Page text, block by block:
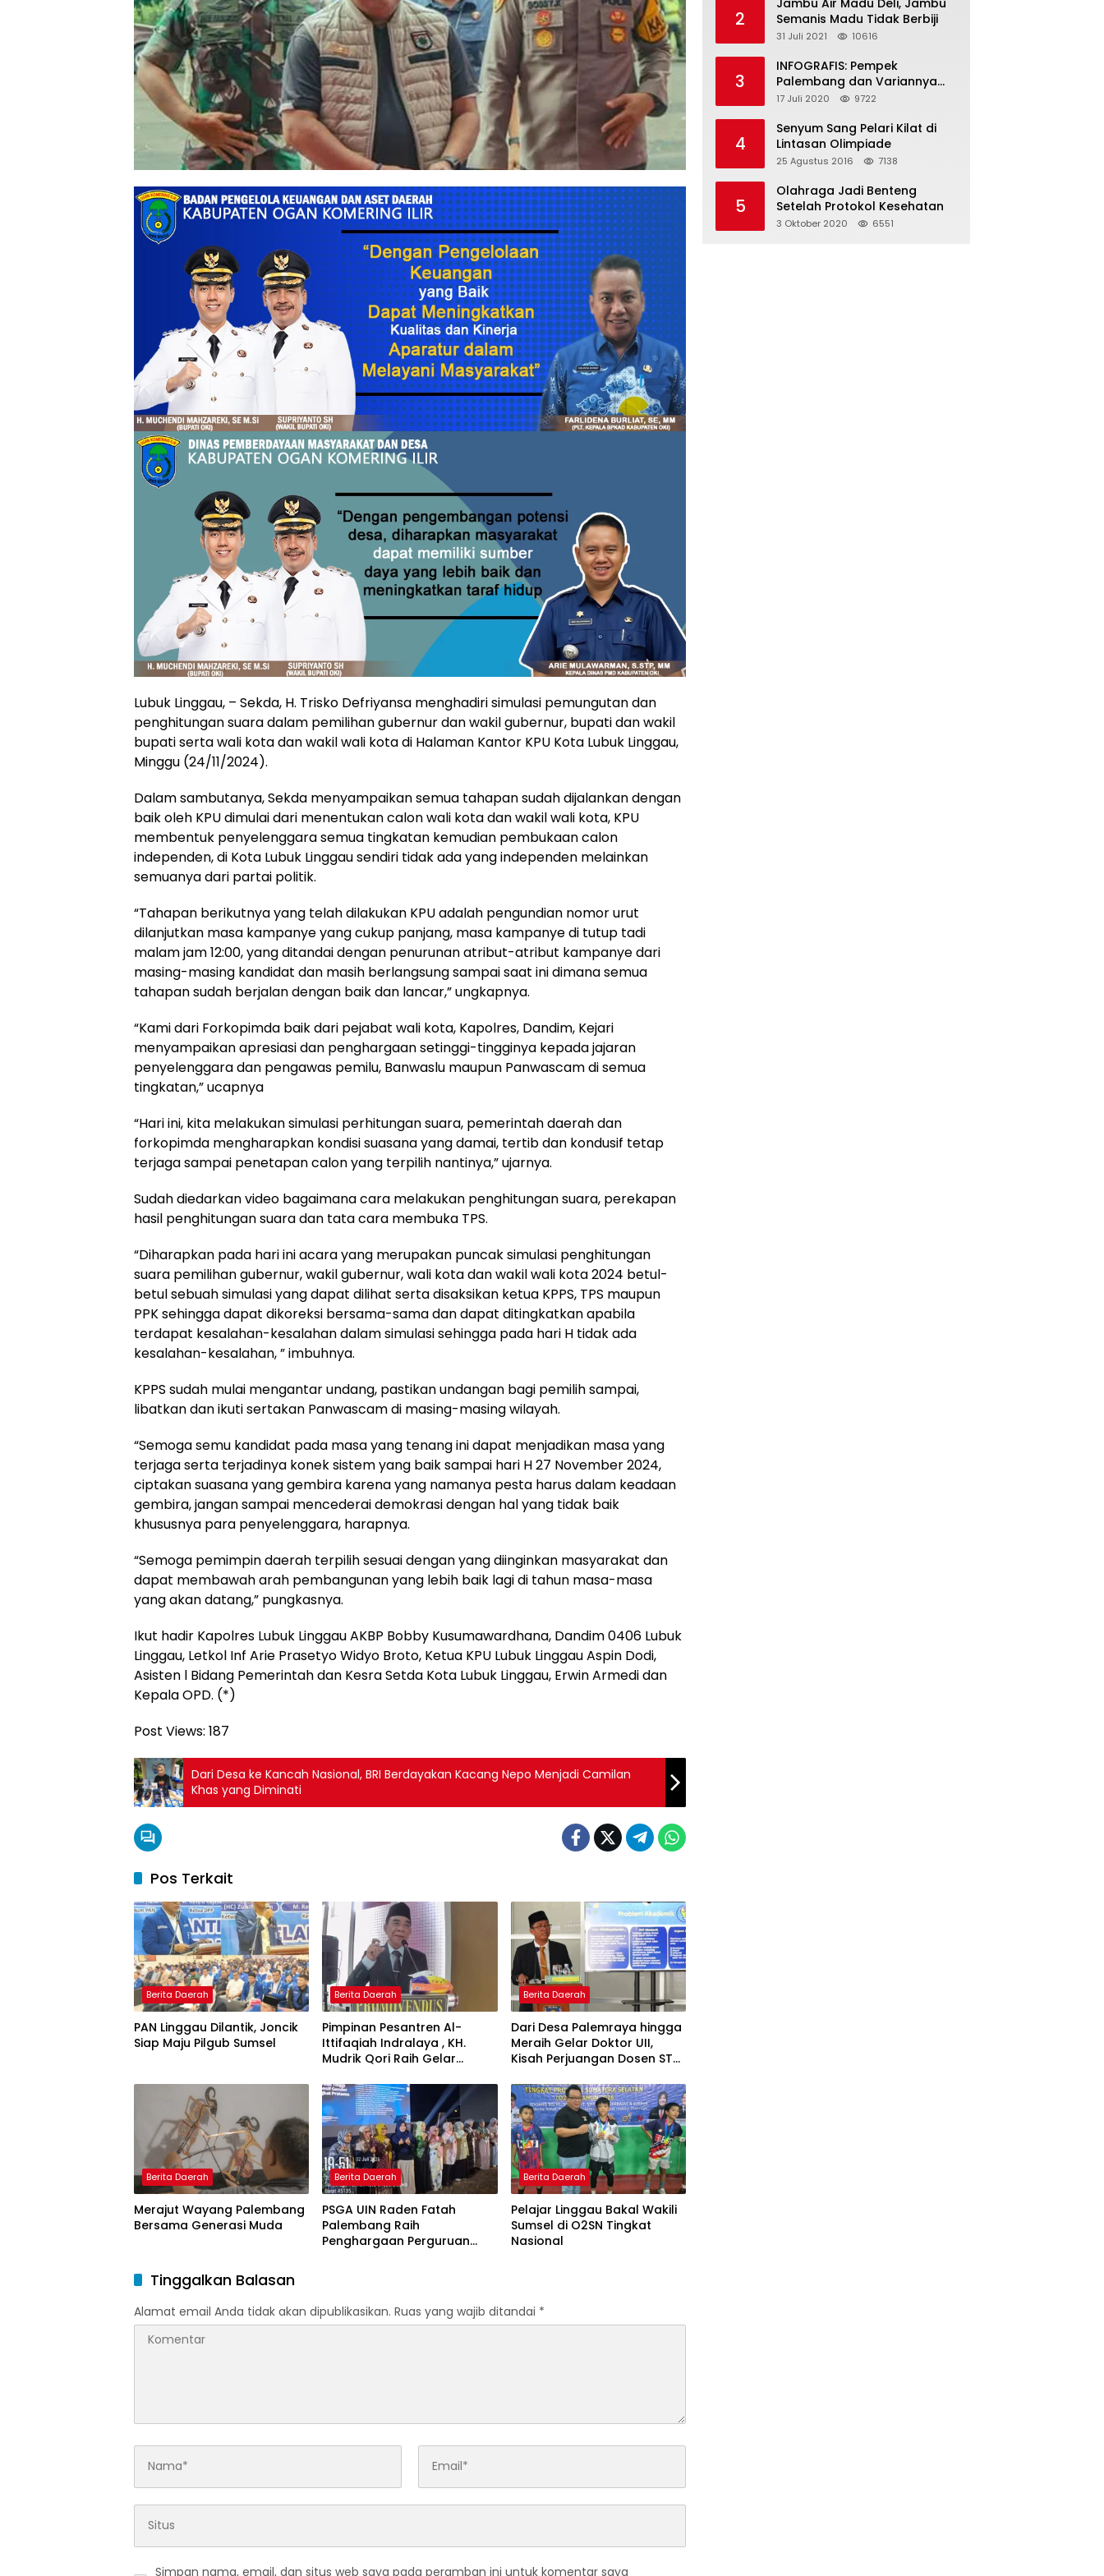
Lubuk Linggau, – Sekda, H. Trisko Defriyansa menghadiri simulasi pemungutan dan
penghitungan suara dalam pemilihan gubernur dan wakil gubernur, bupati dan wakil
bupati serta wali kota dan wakil wali kota di Halaman Kantor KPU Kota Lubuk Linggau,
Minggu (24/11/2024).
Dalam sambutanya, Sekda menyampaikan semua tahapan sudah dijalankan dengan
baik oleh KPU dimulai dari menentukan calon wali kota dan wakil wali kota, KPU
membentuk penyelenggara semua tingkatan kemudian pembukaan calon
independen, di Kota Lubuk Linggau sendiri tidak ada yang independen melainkan
semuanya dari partai politik.
“Tahapan berikutnya yang telah dilakukan KPU adalah pengundian nomor urut
dilanjutkan masa kampanye yang cukup panjang, masa kampanye di tutup tadi
malam jam 12:00, yang ditandai dengan penurunan atribut-atribut kampanye dari
masing-masing kandidat dan masih berlangsung sampai saat ini dimana semua
tahapan sudah berjalan dengan baik dan lancar,” ungkapnya.
“Kami dari Forkopimda baik dari pejabat wali kota, Kapolres, Dandim, Kejari
menyampaikan apresiasi dan penghargaan setinggi-tingginya kepada jajaran
penyelenggara dan pengawas pemilu, Banwaslu maupun Panwascam di semua
tingkatan,” ucapnya
“Hari ini, kita melakukan simulasi perhitungan suara, pemerintah daerah dan
forkopimda mengharapkan kondisi suasana yang damai, tertib dan kondusif tetap
terjaga sampai penetapan calon yang terpilih nantinya,” ujarnya.
Sudah diedarkan video bagaimana cara melakukan penghitungan suara, perekapan
hasil penghitungan suara dan tata cara membuka TPS.
“Diharapkan pada hari ini acara yang merupakan puncak simulasi penghitungan
suara pemilihan gubernur, wakil gubernur, wali kota dan wakil wali kota 2024 betul-
betul sebuah simulasi yang dapat dilihat serta disaksikan ketua KPPS, TPS maupun
PPK sehingga dapat dikoreksi bersama-sama dan dapat ditingkatkan apabila
terdapat kesalahan-kesalahan dalam simulasi sehingga pada hari H tidak ada
kesalahan-kesalahan, ” imbuhnya.
KPPS sudah mulai mengantar undang, pastikan undangan bagi pemilih sampai,
libatkan dan ikuti sertakan Panwascam di masing-masing wilayah.
“Semoga semu kandidat pada masa yang tenang ini dapat menjadikan masa yang
terjaga serta terjadinya konek sistem yang baik sampai hari H 27 November 2024,
ciptakan suasana yang gembira karena yang namanya pesta harus dalam keadaan
gembira, jangan sampai mencederai demokrasi dengan hal yang tidak baik
khususnya para penyelenggara, harapnya.
“Semoga pemimpin daerah terpilih sesuai dengan yang diinginkan masyarakat dan
dapat membawah arah pembangunan yang lebih baik lagi di tahun masa-masa
yang akan datang,” pungkasnya.
Ikut hadir Kapolres Lubuk Linggau AKBP Bobby Kusumawardhana, Dandim 0406 Lubuk
Linggau, Letkol Inf Arie Prasetyo Widyo Broto, Ketua KPU Lubuk Linggau Aspin Dodi,
Asisten l Bidang Pemerintah dan Kesra Setda Kota Lubuk Linggau, Erwin Armedi dan
Kepala OPD. (*)
Post Views: 187
Dari Desa ke Kancah Nasional, BRI Berdayakan Kacang Nepo Menjadi Camilan
Khas yang Diminati
Pos Terkait
Berita Daerah
PAN Linggau Dilantik, Joncik
Siap Maju Pilgub Sumsel
Berita Daerah
Pimpinan Pesantren Al-
Ittifaqiah Indralaya , KH.
Mudrik Qori Raih Gelar
Model Pembelajaran
Nagham Al-Qur’an di UMM
Berita Daerah
Dari Desa Palemraya hingga
Meraih Gelar Doktor UII,
Kisah Perjuangan Dosen STAI
Menjadi Driver Taksi Online
Berita Daerah
Merajut Wayang Palembang
Bersama Generasi Muda
Berita Daerah
PSGA UIN Raden Fatah
Palembang Raih
Penghargaan Perguruan
Berita Daerah
Pelajar Linggau Bakal Wakili
Sumsel di O2SN Tingkat
Nasional
Tinggalkan Balasan
Alamat email Anda tidak akan dipublikasikan. Ruas yang wajib ditandai *
Simpan nama, email, dan situs web saya pada peramban ini untuk komentar saya
2
Jambu Air Madu Deli, Jambu
Semanis Madu Tidak Berbiji
31 Juli 2021 10616
3
INFOGRAFIS: Pempek
Palembang dan Variannya
yang Melegenda
17 Juli 2020 9722
4
Senyum Sang Pelari Kilat di
Lintasan Olimpiade
25 Agustus 2016 7138
5
Olahraga Jadi Benteng
Setelah Protokol Kesehatan
3 Oktober 2020 6551